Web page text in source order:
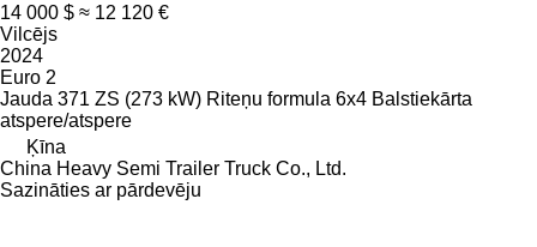
14 000 $ ≈ 12 120 €
Vilcējs
2024
Euro 2
Jauda 371 ZS (273 kW) Riteņu formula 6x4 Balstiekārta
atspere/atspere
Ķīna
China Heavy Semi Trailer Truck Co., Ltd.
Sazināties ar pārdevēju